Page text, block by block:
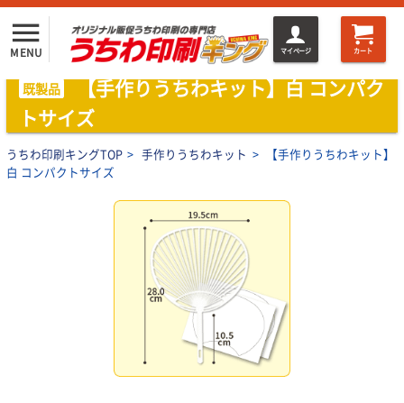
menu
MENU マイページ カート
既製品
【手作りうちわキット】白 コンパク
トサイズ
うちわ印刷キングTOP > 手作りうちわキット >
【手作りうちわキット】
白 コンパクトサイズ